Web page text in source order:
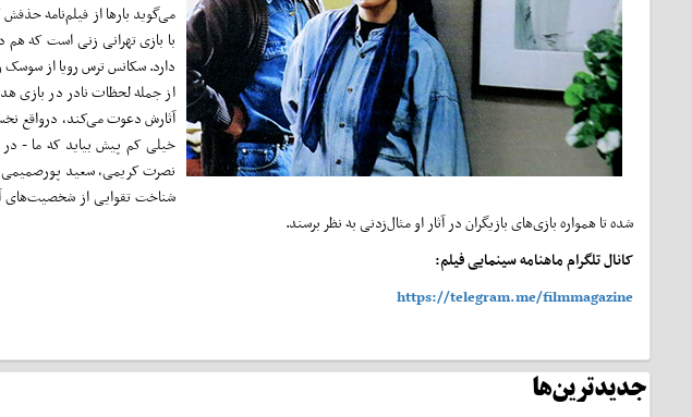
می‌گوید بار‌ها از فیلم‌نامه
با بازی تهرانی زنی است که
دارد. سکانس ترس رویا از
از جمله لحظات نادر در بازی
آثارش دعوت می‌کند، درواقع
خیلی کم پیش بیاید که ما - در
نصرت کریمی، سعید پور‌صمیمی،
شناخت تقوایی از شخصیت‌های
شده تا همواره بازی‌های بازیگران در‌ آثار او مثال‌زدنی به نظر برسند.
کانال تلگرام ماهنامه سینمایی فیلم:
https://telegram.me/filmmagazine
جدیدترین‌ها